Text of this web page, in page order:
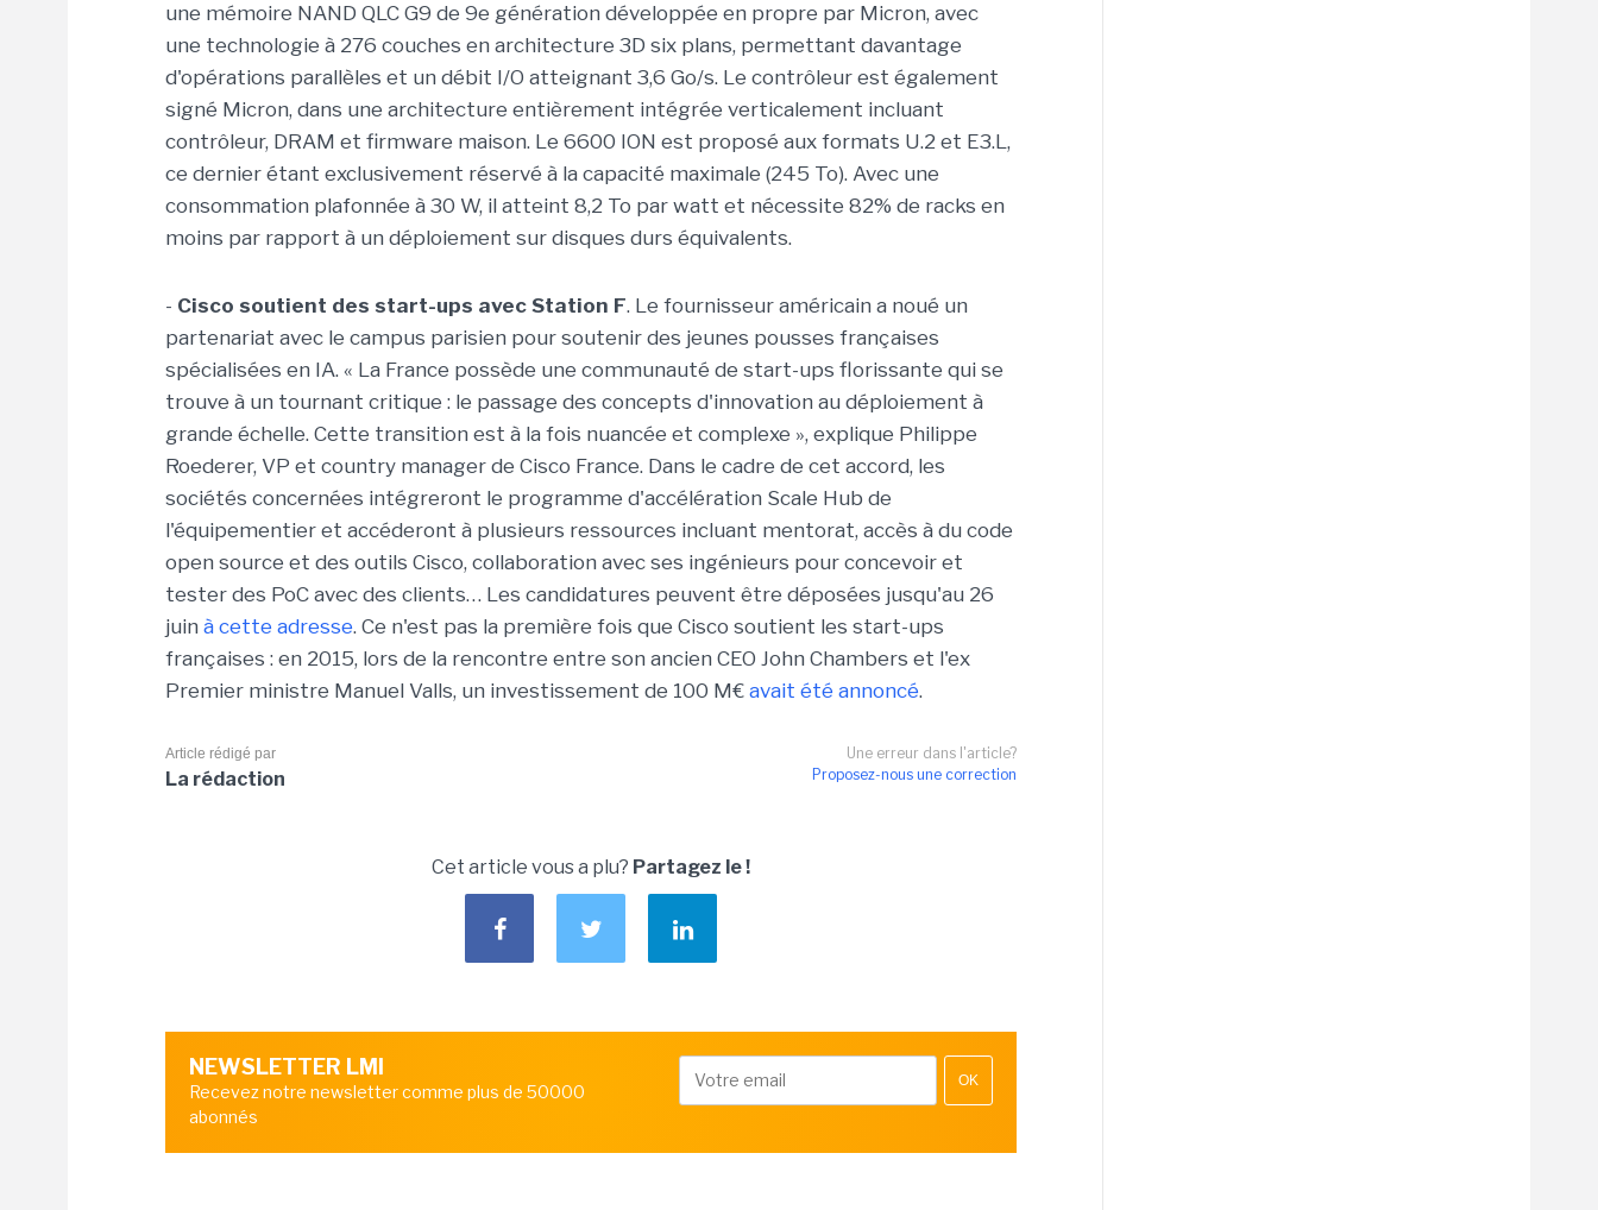
une mémoire NAND QLC G9 de 9e génération développée en propre par Micron, avec
une technologie à 276 couches en architecture 3D six plans, permettant davantage
d'opérations parallèles et un débit I/O atteignant 3,6 Go/s. Le contrôleur est également
signé Micron, dans une architecture entièrement intégrée verticalement incluant
contrôleur, DRAM et firmware maison. Le 6600 ION est proposé aux formats U.2 et E3.L,
ce dernier étant exclusivement réservé à la capacité maximale (245 To). Avec une
consommation plafonnée à 30 W, il atteint 8,2 To par watt et nécessite 82% de racks en
moins par rapport à un déploiement sur disques durs équivalents.
- Cisco soutient des start-ups avec Station F. Le fournisseur américain a noué un
partenariat avec le campus parisien pour soutenir des jeunes pousses françaises
spécialisées en IA. « La France possède une communauté de start-ups florissante qui se
trouve à un tournant critique : le passage des concepts d'innovation au déploiement à
grande échelle. Cette transition est à la fois nuancée et complexe », explique Philippe
Roederer, VP et country manager de Cisco France. Dans le cadre de cet accord, les
sociétés concernées intégreront le programme d'accélération Scale Hub de
l'équipementier et accéderont à plusieurs ressources incluant mentorat, accès à du code
open source et des outils Cisco, collaboration avec ses ingénieurs pour concevoir et
tester des PoC avec des clients… Les candidatures peuvent être déposées jusqu'au 26
juin à cette adresse. Ce n'est pas la première fois que Cisco soutient les start-ups
françaises : en 2015, lors de la rencontre entre son ancien CEO John Chambers et l'ex
Premier ministre Manuel Valls, un investissement de 100 M€ avait été annoncé.
Une erreur dans l'article?
Proposez-nous une correction
Article rédigé par
La rédaction
Cet article vous a plu? Partagez le !
NEWSLETTER LMI
Recevez notre newsletter comme plus de 50000
abonnés
OK